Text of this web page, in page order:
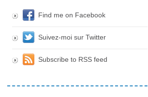
Find me on Facebook
Suivez-moi sur Twitter
Subscribe to RSS feed